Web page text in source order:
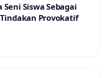
Siswa Sebagai
Provokatif